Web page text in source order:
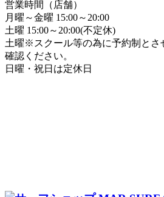
営業時間（店舗）
月曜～金曜 15:00～20:00
土曜 15:00～20:00(不定休)
土曜※スクール等の為に予約制とさ
確認ください。
日曜・祝日は定休日